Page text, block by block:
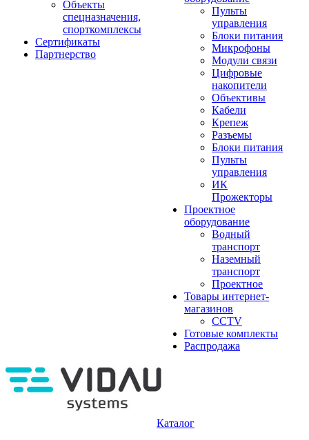
Объекты
спецназначения,
спорткомплексы
Сертификаты
Партнерство
Пульты
управления
Блоки питания
Микрофоны
Модули связи
Цифровые
накопители
Объективы
Кабели
Крепеж
Разъемы
Блоки питания
Пульты
управления
ИК
Прожекторы
Проектное
оборудование
Водный
транспорт
Наземный
транспорт
Проектное
Товары интернет-
магазинов
CCTV
Готовые комплекты
Распродажа
Каталог